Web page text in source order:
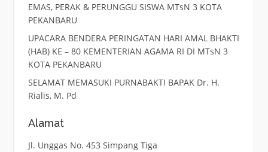
EMAS, PERAK & PERUNGGU SISWA MTsN 3 KOTA
PEKANBARU
UPACARA BENDERA PERINGATAN HARI AMAL BHAKTI
(HAB) KE – 80 KEMENTERIAN AGAMA RI DI MTsN 3
KOTA PEKANBARU
SELAMAT MEMASUKI PURNABAKTI BAPAK Dr. H.
Rialis, M. Pd
Alamat
Jl. Unggas No. 453 Simpang Tiga